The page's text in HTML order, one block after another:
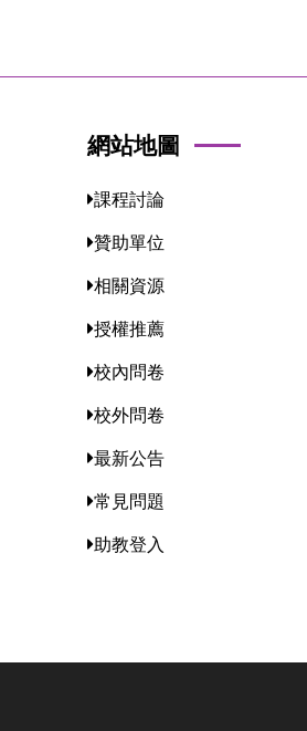
網站地圖
課程討論
贊助單位
相關資源
授權推薦
校內問卷
校外問卷
最新公告
常見問題
助教登入